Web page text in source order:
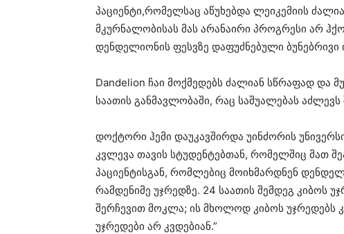
პაციენტი,რომელსაც აწუხებდა ლეიკემიის
მკურნალობისას მას არანაირი პროგრესი არ
დენდელიონის ფესვზე დაფუძნებული ბუნებრივი
Dandelion ჩაი მოქმედებს ძალიან სწრაფად და
საათის განმავლობაში, რაც საშუალებას აძლევს
დოქტორი ჰემი დაუკავშირდა უინძორის
კვლევა თავის სტუდენტებთან, რომელშიც მათ
პაციენტისგან, რომლებიც მოიხმარდნენ
რამდენიმე უჯრედზე. 24 საათის შემდეგ კიბოს
შერჩევით მოკლა; ის მხოლოდ კიბოს უჯრედებს
უჯრედები არ კვდებიან.”